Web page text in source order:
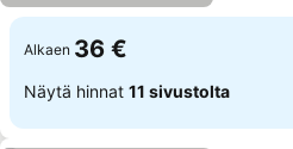
Alkaen 36 €
Näytä hinnat 11 sivustolta